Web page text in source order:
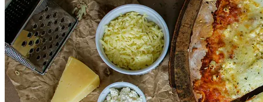
Začíná rozvážet v 15:00
Telefon
+420 727 875 075
Kontakt

Přihlásit se